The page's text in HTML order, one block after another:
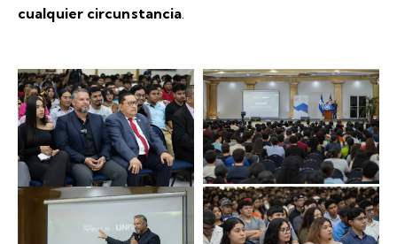
cualquier circunstancia.